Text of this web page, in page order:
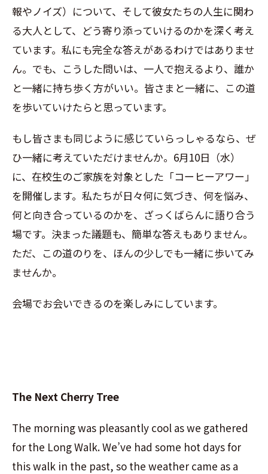
報やノイズ）について、そして彼女たちの人生に関わ
る大人として、どう寄り添っていけるのかを深く考え
ています。私にも完全な答えがあるわけではありませ
ん。でも、こうした問いは、一人で抱えるより、誰か
と一緒に持ち歩く方がいい。皆さまと一緒に、この道
を歩いていけたらと思っています。
もし皆さまも同じように感じていらっしゃるなら、ぜ
ひ一緒に考えていただけませんか。6月10日（水）
に、在校生のご家族を対象とした「コーヒーアワー」
を開催します。私たちが日々何に気づき、何を悩み、
何と向き合っているのかを、ざっくばらんに語り合う
場です。決まった議題も、簡単な答えもありません。
ただ、この道のりを、ほんの少しでも一緒に歩いてみ
ませんか。
会場でお会いできるのを楽しみにしています。
The Next Cherry Tree
The morning was pleasantly cool as we gathered
for the Long Walk. We’ve had some hot days for
this walk in the past, so the weather came as a